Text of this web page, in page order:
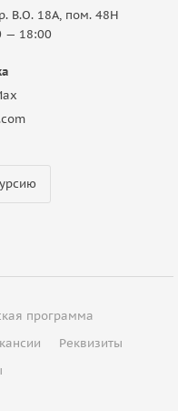
В.О. 18A, пом. 48Н
— 18:00
программа
Реквизиты